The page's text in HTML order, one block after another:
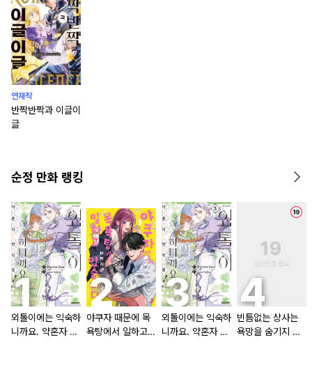
연재작
반짝반짝과 이글이
글
순정 만화 랭킹
외톨이에는 익숙하
니까요. 약혼자 방
야쿠자 때문에 목
욕탕에서 일하고
외톨이에는 익숙하
니까요. 약혼자 방
빈틈없는 상사는
욕망을 숨기지 않